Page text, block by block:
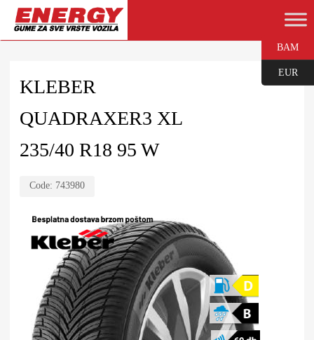
KLEBER
QUADRAXER3 XL
235/40 R18 95 W
Code: 743980
BAM
EUR